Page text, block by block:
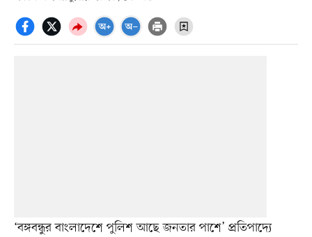
‘বঙ্গবন্ধুর বাংলাদেশে পুলিশ আছে জনতার পাশে’ প্রতিপাদ্যে